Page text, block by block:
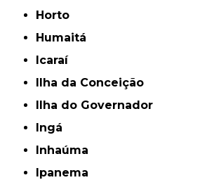
Horto
Humaitá
Icaraí
Ilha da Conceição
Ilha do Governador
Ingá
Inhaúma
Ipanema